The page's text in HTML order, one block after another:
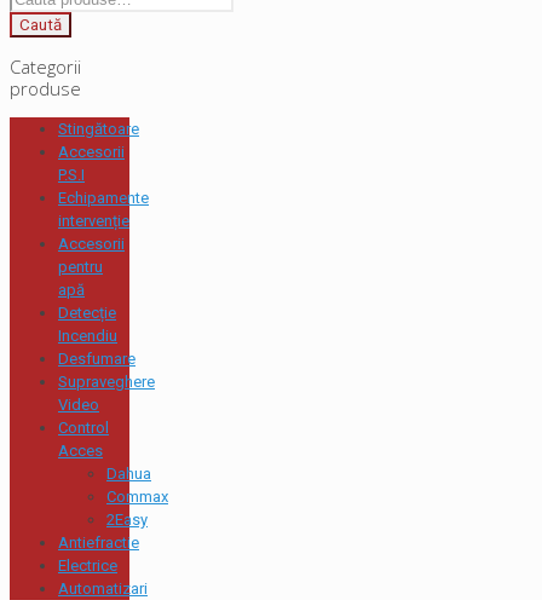
Caută
Categorii
produse
Stingătoare
Accesorii
P.S.I
Echipamente
intervenție
Accesorii
pentru
apă
Detecție
Incendiu
Desfumare
Supraveghere
Video
Control
Acces
Dahua
Commax
2Easy
Antiefractie
Electrice
Automatizari